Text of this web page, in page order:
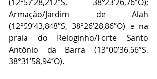
(12°57’28,212”S, 38°23’26,76”O);
Armação/Jardim de Alah
(12°59’43,848”S, 38°26’28,86”O) e na
praia do Reloginho/Forte Santo
Antônio da Barra (13°00’36,66”S,
38°31’58,94”O).